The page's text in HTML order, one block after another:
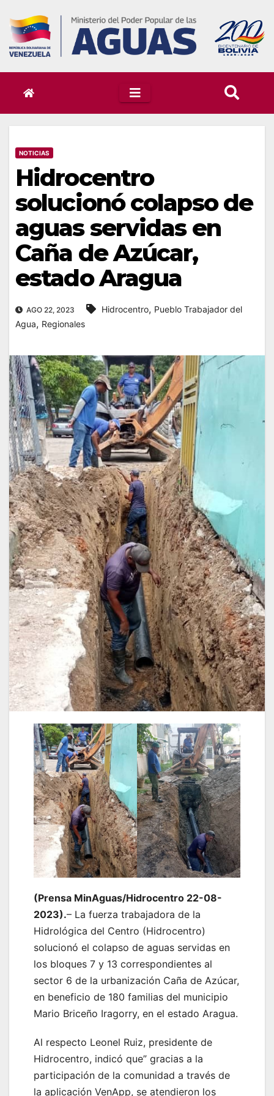
content
NOTICIAS
Hidrocentro
solucionó colapso de
aguas servidas en
Caña de Azúcar,
estado Aragua
AGO 22, 2023 Hidrocentro, Pueblo Trabajador del
Agua, Regionales
(Prensa MinAguas/Hidrocentro 22-08-
2023).– La fuerza trabajadora de la
Hidrológica del Centro (Hidrocentro)
solucionó el colapso de aguas servidas en
los bloques 7 y 13 correspondientes al
sector 6 de la urbanización Caña de Azúcar,
en beneficio de 180 familias del municipio
Mario Briceño Iragorry, en el estado Aragua.
Al respecto Leonel Ruiz, presidente de
Hidrocentro, indicó que” gracias a la
participación de la comunidad a través de
la aplicación VenApp, se atendieron los